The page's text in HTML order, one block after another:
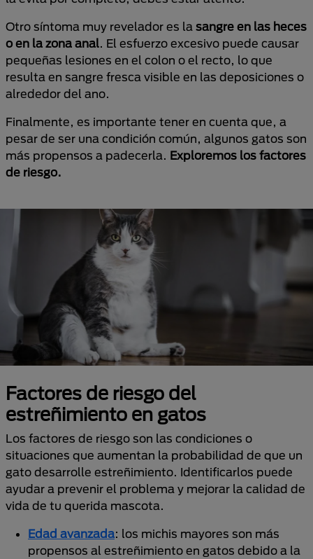
Otro síntoma muy revelador es la sangre en las heces
o en la zona anal. El esfuerzo excesivo puede causar
pequeñas lesiones en el colon o el recto, lo que
resulta en sangre fresca visible en las deposiciones o
alrededor del ano.
Finalmente, es importante tener en cuenta que, a
pesar de ser una condición común, algunos gatos son
más propensos a padecerla. Exploremos los factores
de riesgo.
Factores de riesgo del
estreñimiento en gatos
Los factores de riesgo son las condiciones o
situaciones que aumentan la probabilidad de que un
gato desarrolle estreñimiento. Identificarlos puede
ayudar a prevenir el problema y mejorar la calidad de
vida de tu querida mascota.
Edad avanzada: los michis mayores son más
propensos al estreñimiento en gatos debido a la